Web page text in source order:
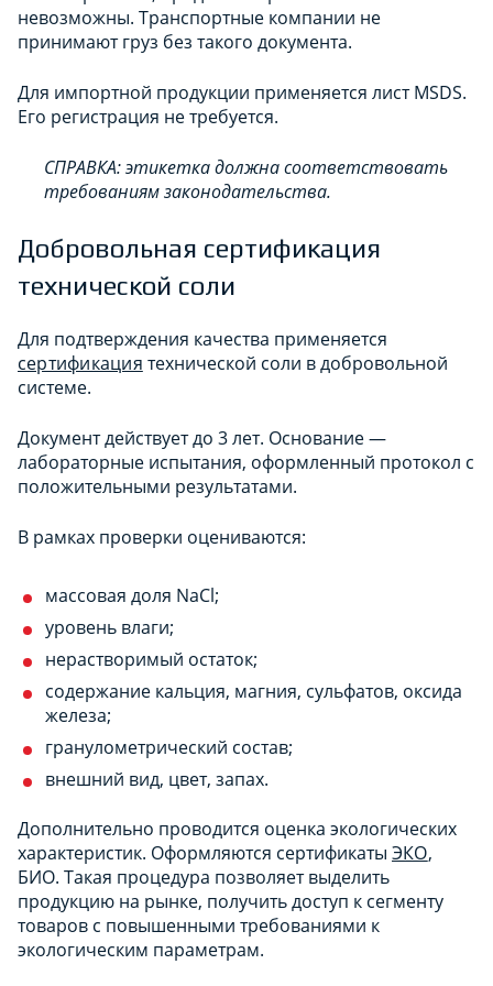
невозможны. Транспортные компании не
принимают груз без такого документа.
Для импортной продукции применяется лист MSDS.
Его регистрация не требуется.
СПРАВКА: этикетка должна соответствовать
требованиям законодательства.
Добровольная сертификация
технической соли
Для подтверждения качества применяется
сертификация технической соли в добровольной
системе.
Документ действует до 3 лет. Основание —
лабораторные испытания, оформленный протокол с
положительными результатами.
В рамках проверки оцениваются:
массовая доля NaCl;
уровень влаги;
нерастворимый остаток;
содержание кальция, магния, сульфатов, оксида
железа;
гранулометрический состав;
внешний вид, цвет, запах.
Дополнительно проводится оценка экологических
характеристик. Оформляются сертификаты ЭКО,
БИО. Такая процедура позволяет выделить
продукцию на рынке, получить доступ к сегменту
товаров с повышенными требованиями к
экологическим параметрам.